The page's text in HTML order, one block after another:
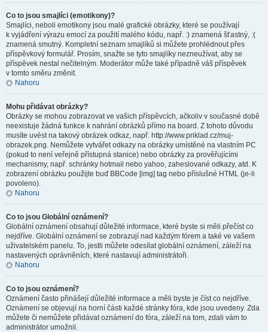
Co to jsou smajlíci (emotikony)?
Smajlíci, neboli emotikony jsou malé grafické obrázky, které se používají
k vyjádření výrazu emocí za použití malého kódu, např. :) znamená šťastný, :(
znamená smutný. Kompletní seznam smajlíků si můžete prohlédnout přes
příspěvkový formulář. Prosím, snažte se tyto smajlíky nezneužívat, aby se
příspěvek nestal nečitelným. Moderátor může také případně váš příspěvek
v tomto směru změnit.
Nahoru
Mohu přidávat obrázky?
Obrázky se mohou zobrazovat ve vašich příspěvcích, ačkoliv v současné době
neexistuje žádná funkce k nahrání obrázků přímo na board. Z tohoto důvodu
musíte uvést na takový obrázek odkaz, např. http://www.priklad.cz/muj-
obrazek.png. Nemůžete vytvářet odkazy na obrázky umístěné na vlastním PC
(pokud to není veřejně přístupná stanice) nebo obrázky za prověřujícími
mechanismy, např. schránky hotmail nebo yahoo, zaheslované odkazy, atd. K
zobrazení obrázku použijte buď BBCode [img] tag nebo příslušné HTML (je-li
povoleno).
Nahoru
Co to jsou Globální oznámení?
Globální oznámení obsahují důležité informace, které byste si měli přečíst co
nejdříve. Globální oznámení se zobrazují nad každým fórem a také ve vašem
uživatelském panelu. To, jestli můžete odesílat globální oznámení, záleží na
nastavených oprávněních, které nastavují administrátoři.
Nahoru
Co to jsou oznámení?
Oznámení často přinášejí důležité informace a měli byste je číst co nejdříve.
Oznámení se objevují na horní části každé stránky fóra, kde jsou uvedeny. Zda
můžete či nemůžete přidávat oznámení do fóra, záleží na tom, zdali vám to
administrátor umožnil.